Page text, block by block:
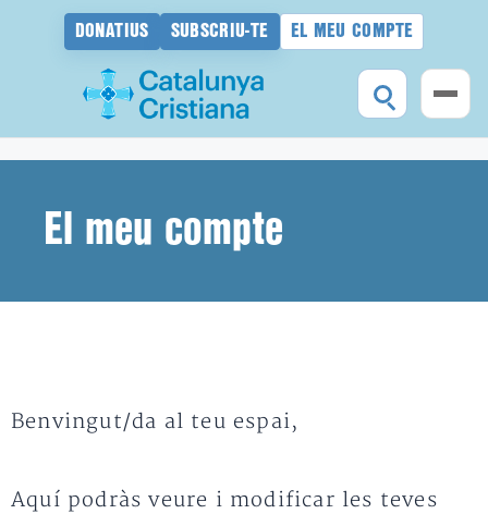
DONATIUS SUBSCRIU-TE EL MEU COMPTE
El meu compte
Benvingut/da al teu espai,
Aquí podràs veure i modificar les teves